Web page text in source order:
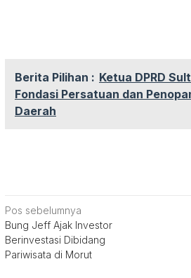
Berita Pilihan : Ketua DPRD
Fondasi Persatuan dan
Daerah
Navigasi
pos
Pos sebelumnya
Bung Jeff Ajak Investor
Berinvestasi Dibidang
Pariwisata di Morut